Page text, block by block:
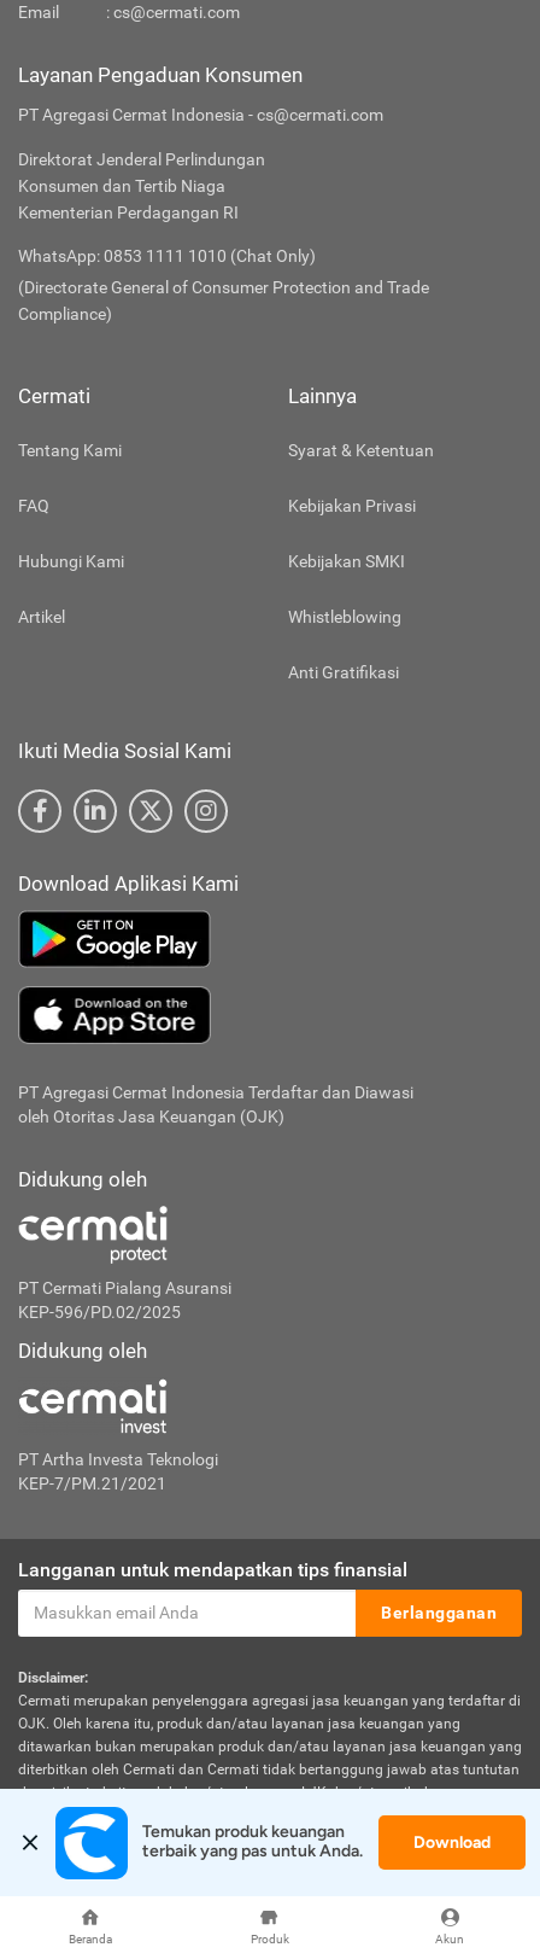
Beranda Produk Akun
Email
:cs@cermati.com
Layanan Pengaduan Konsumen
PT Agregasi Cermat Indonesia - cs@cermati.com
Direktorat Jenderal Perlindungan
Konsumen dan Tertib Niaga
Kementerian Perdagangan RI
WhatsApp: 0853 1111 1010 (Chat Only)
(Directorate General of Consumer Protection and Trade
Compliance)
Cermati
Tentang Kami
FAQ
Hubungi Kami
Artikel
Lainnya
Syarat & Ketentuan
Kebijakan Privasi
Kebijakan SMKI
Whistleblowing
Anti Gratifikasi
Ikuti Media Sosial Kami
Download Aplikasi Kami
PT Agregasi Cermat Indonesia Terdaftar dan Diawasi
oleh Otoritas Jasa Keuangan (OJK)
Didukung oleh
PT Cermati Pialang Asuransi
KEP-596/PD.02/2025
Didukung oleh
PT Artha Investa Teknologi
KEP-7/PM.21/2021
Langganan untuk mendapatkan tips finansial
Berlangganan
Disclaimer:
Cermati merupakan penyelenggara agregasi jasa keuangan yang terdaftar di
OJK. Oleh karena itu, produk dan/atau layanan jasa keuangan yang
ditawarkan bukan merupakan produk dan/atau layanan jasa keuangan yang
diterbitkan oleh Cermati dan Cermati tidak bertanggung jawab atas tuntutan
dan risiko terkait produk dan/atau layanan LJK dan/atau pihak yang
melakukan kegiatan di sektor jasa keuangan.
© 2026 Cermati. All Rights Reserved.
Temukan produk keuangan
terbaik yang pas untuk Anda.
Download